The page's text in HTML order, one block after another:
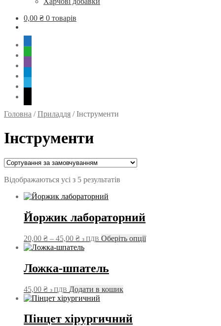
0,00 ₴ 0 товарів
Головна /Приладдя /Інструменти
Інструменти
Відображаються усі з 5 результатів
Йоржик лабораторний
20,00 ₴ – 45,00 ₴Діапазон
цін:
до
з ПДВ Оберіть опціїЦей
Ложка-шпатель
45,00 ₴ з ПДВ Додати в кошик
Пінцет хірургичний